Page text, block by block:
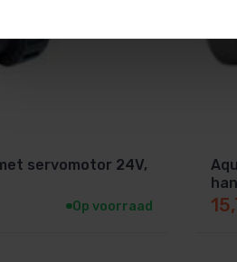
servomotor 24V,
Op voorraad